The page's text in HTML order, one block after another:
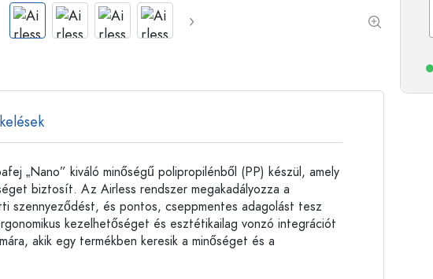
Műanyag palackok
„Nano” kiváló minőségű polipropilénből (PP) készül, amely
biztosít. Az Airless rendszer megakadályozza a
szennyeződést, és pontos, cseppmentes adagolást tesz
kezelhetőséget és esztétikailag vonzó integrációt
akik egy termékben keresik a minőséget és a